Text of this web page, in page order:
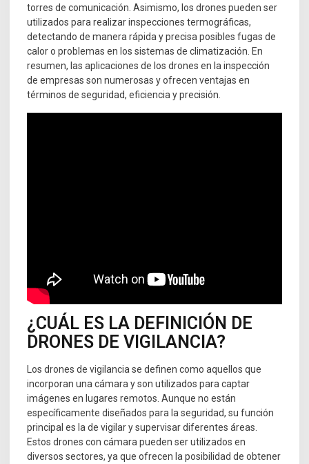
torres de comunicación. Asimismo, los drones pueden ser
utilizados para realizar inspecciones termográficas,
detectando de manera rápida y precisa posibles fugas de
calor o problemas en los sistemas de climatización. En
resumen, las aplicaciones de los drones en la inspección
de empresas son numerosas y ofrecen ventajas en
términos de seguridad, eficiencia y precisión.
¿CUÁL ES LA DEFINICIÓN DE
DRONES DE VIGILANCIA?
Los drones de vigilancia se definen como aquellos que
incorporan una cámara y son utilizados para captar
imágenes en lugares remotos. Aunque no están
específicamente diseñados para la seguridad, su función
principal es la de vigilar y supervisar diferentes áreas.
Estos drones con cámara pueden ser utilizados en
diversos sectores, ya que ofrecen la posibilidad de obtener